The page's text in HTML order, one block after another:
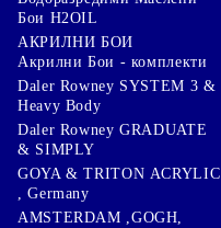
Бои H2OIL
АКРИЛНИ БОИ
Акрилни Бои - комплекти
Daler Rowney SYSTEM 3 &
Heavy Body
Daler Rowney GRADUATE
& SIMPLY
GOYA & TRITON АCRYLIC
, Germany
AMSTERDAM ,GOGH,